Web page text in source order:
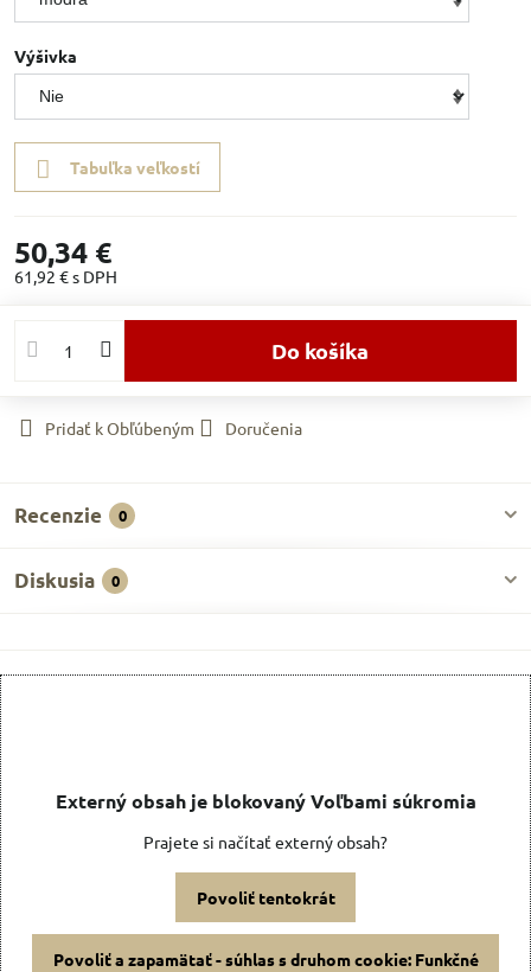
Výšivka
Tabuľka veľkostí
50,34 €
61,92 €s DPH
Do košíka
Pridať k Obľúbeným Doručenia
Recenzie 0
Diskusia 0
Externý obsah je blokovaný Voľbami súkromia
Prajete si načítať externý obsah?
Povoliť tentokrát
Povoliť a zapamätať - súhlas s druhom cookie: Funkčné